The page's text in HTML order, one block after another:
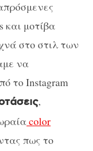
και μοτίβα
στο στιλ των
να
το Instagram
,
color
πως το